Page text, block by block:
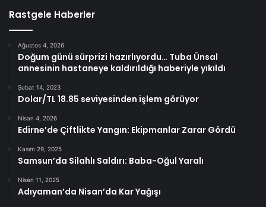
Rastgele Haberler
Ağustos 4, 2026
Doğum günü sürprizi hazırlıyordu… Tuba Ünsal
annesinin hastaneye kaldırıldığı haberiyle yıkıldı
Şubat 14, 2023
Dolar/TL 18.85 seviyesinden işlem görüyor
Nisan 4, 2026
Edirne’de Çiftlikte Yangın: Ekipmanlar Zarar Gördü
Kasım 29, 2025
Samsun’da Silahlı Saldırı: Baba-Oğul Yaralı
Nisan 11, 2025
Adıyaman’da Nisan’da Kar Yağışı